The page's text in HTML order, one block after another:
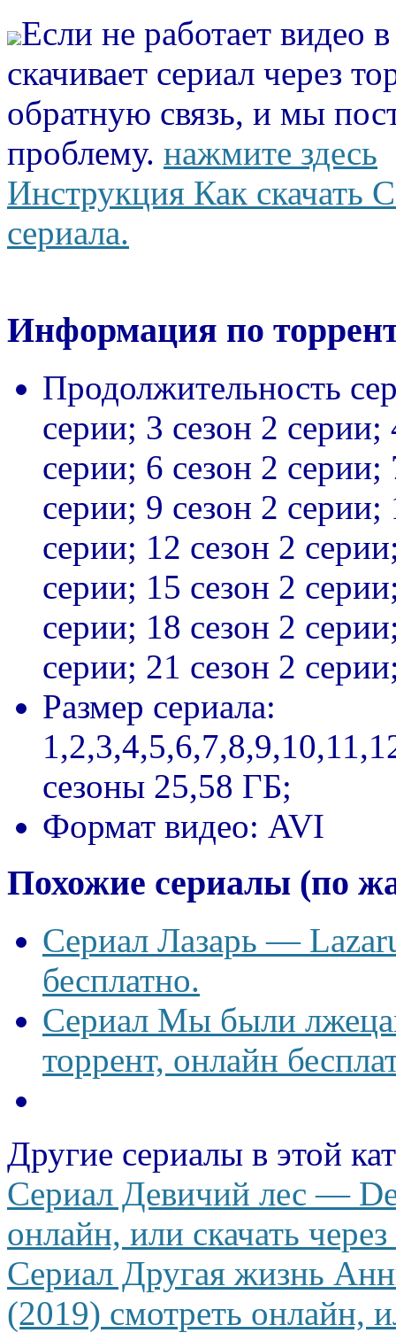
Если не работает видео
скачивает сериал через
обратную связь, и мы
проблему. нажмите здесь
Инструкция Как скачать
сериала.
Информация по
Продолжительность
серии; 3 сезон 2 серии;
серии; 6 сезон 2 серии;
серии; 9 сезон 2 серии;
серии; 12 сезон 2
серии; 15 сезон 2
серии; 18 сезон 2
серии; 21 сезон 2
Размер сериала:
сезоны 25,58 ГБ;
Формат видео: AVI
Похожие сериалы (по
Сериал Лазарь —
бесплатно.
Сериал Мы были
торрент, онлайн
Другие сериалы в этой
Сериал Девичий лес —
онлайн, или скачать
Сериал Другая жизнь
(2019) смотреть онлайн,